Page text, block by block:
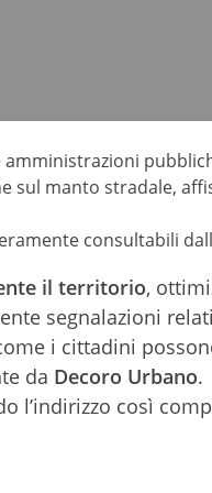
manto stradale,
consultabili
il territorio,
segnalazioni
i cittadini
da Decoro Urbano.
l’indirizzo così